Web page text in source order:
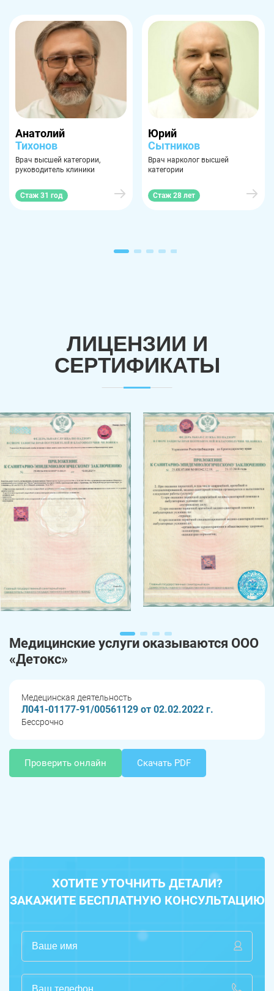
Анатолий
Тихонов
Врач высшей категории,
руководитель клиники
Стаж 31 год
Юрий
Сытников
Врач нарколог высшей
категории
Стаж 28 лет
ЛИЦЕНЗИИ И
СЕРТИФИКАТЫ
Медицинские услуги оказываются ООО
«Детокс»
Медецинская деятельность
Л041-01177-91/00561129 от 02.02.2022 г.
Бессрочно
Проверить онлайн Скачать PDF
ХОТИТЕ УТОЧНИТЬ ДЕТАЛИ?
ЗАКАЖИТЕ БЕСПЛАТНУЮ КОНСУЛЬТАЦИЮ
Троицк Озерск
Копейск Миасс
Златоуст Магнитогорск